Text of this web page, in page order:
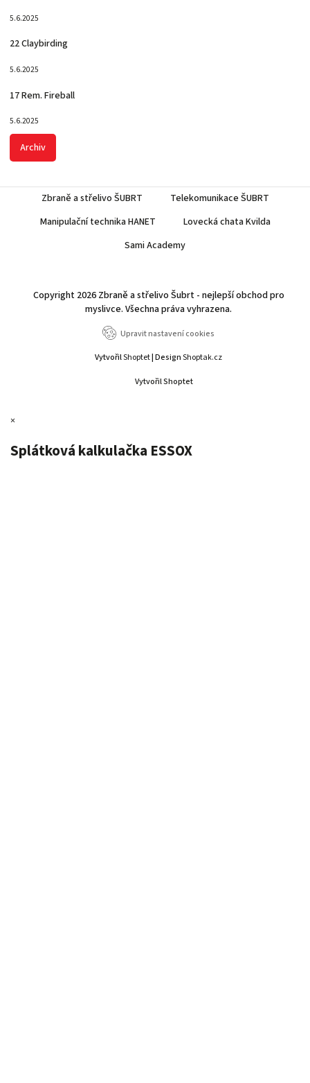
5.6.2025
22 Claybirding
5.6.2025
17 Rem. Fireball
5.6.2025
Archiv
Zbraně a střelivo ŠUBRT
Telekomunikace ŠUBRT
Manipulační technika HANET
Lovecká chata Kvilda
Sami Academy
Vytvořil Shoptet
Copyright 2026 Zbraně a střelivo Šubrt - nejlepší obchod pro
myslivce. Všechna práva vyhrazena.
Upravit nastavení cookies
VytvořilShoptet| DesignShoptak.cz
×
Splátková kalkulačka ESSOX